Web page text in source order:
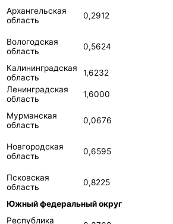
Архангельская
область
0,2912
Вологодская
область
0,5624
Калининградская
область
1,6232
Ленинградская
область
1,6000
Мурманская
область
0,0676
Новгородская
область
0,6595
Псковская
область
0,8225
Южный федеральный округ
Республика